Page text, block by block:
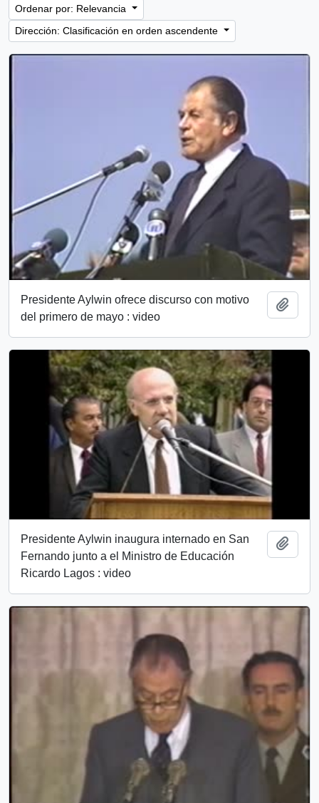
Ordenar por: Relevancia
Dirección: Clasificación en orden ascendente
Presidente Aylwin ofrece discurso con motivo
del primero de mayo : video
Presidente Aylwin inaugura internado en San
Fernando junto a el Ministro de Educación
Ricardo Lagos : video